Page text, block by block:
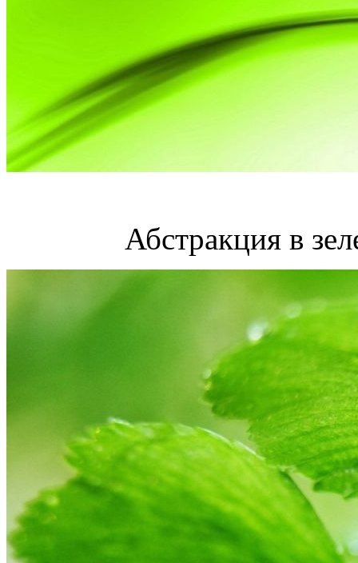
Абстракция в